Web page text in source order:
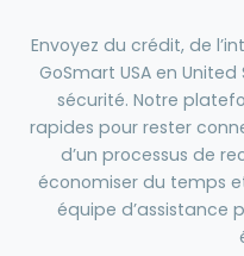
Envoyez du crédit, de
GoSmart USA en
sécurité. Notre
rapides pour rester
d’un processus de
économiser du temps
équipe d’assistance